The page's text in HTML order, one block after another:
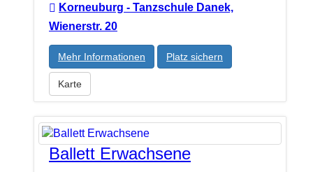
Korneuburg - Tanzschule Danek,
Wienerstr. 20
Mehr Informationen Platz sichern
Karte
Ballett Erwachsene